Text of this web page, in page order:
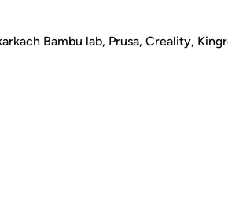
Bambu lab, Prusa, Creality,